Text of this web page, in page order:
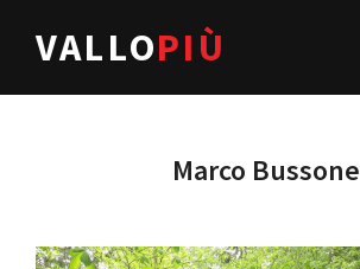
VALLOPIÙ
Marco Bussone